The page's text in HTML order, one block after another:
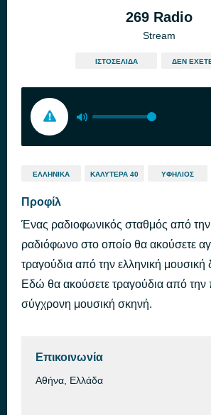
269 Radio
Stream
ΙΣΤΟΣΕΛΊΔΑ ΔΕΝ
ΕΛΛΗΝΙΚΆ ΚΑΛΎΤΕΡΑ 40 ΥΦΉΛΙΟΣ
Προφίλ
Ένας ραδιοφωνικός σταθμός από
ραδιόφωνο στο οποίο θα ακούσετε
τραγούδια από την ελληνική μουσική
Εδώ θα ακούσετε τραγούδια από την
σύγχρονη μουσική σκηνή.
Επικοινωνία
Αθήνα, Ελλάδα